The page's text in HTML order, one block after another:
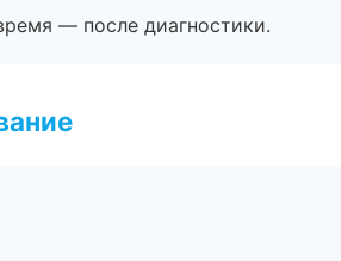
— после диагностики.